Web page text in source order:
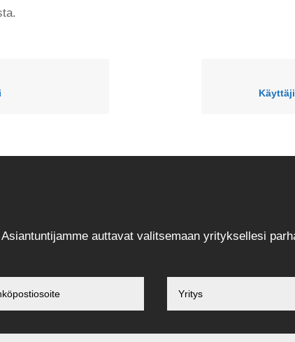
auttavat valitsemaan yrityksellesi